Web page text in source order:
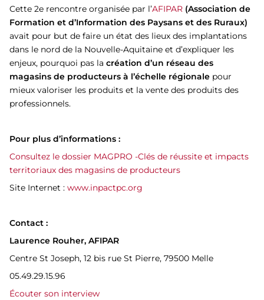
Cette 2e rencontre organisée par l’AFIPAR (Association de
Formation et d’Information des Paysans et des Ruraux)
avait pour but de faire un état des lieux des implantations
dans le nord de la Nouvelle-Aquitaine et d’expliquer les
enjeux, pourquoi pas la création d’un réseau des
magasins de producteurs à l’échelle régionale pour
mieux valoriser les produits et la vente des produits des
professionnels.
Pour plus d’informations :
Consultez le dossier MAGPRO -Clés de réussite et impacts
territoriaux des magasins de producteurs
Site Internet : www.inpactpc.org
Contact :
Laurence Rouher, AFIPAR
Centre St Joseph, 12 bis rue St Pierre, 79500 Melle
05.49.29.15.96
Écouter son interview